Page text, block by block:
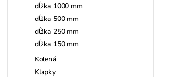
dĺžka 1000 mm
dĺžka 500 mm
dĺžka 250 mm
dĺžka 150 mm
Kolená
Klapky